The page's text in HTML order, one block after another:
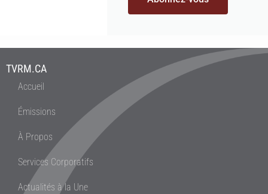
TVRM.CA
Accueil
Émissions
À Propos
Services Corporatifs
Actualités à la Une